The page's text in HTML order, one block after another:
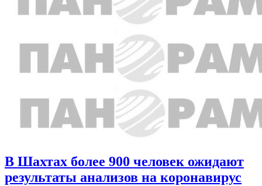
В Шахтах более 900 человек ожидают
результаты анализов на коронавирус